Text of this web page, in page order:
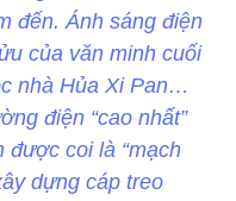
đến. Ánh sáng điện
của văn minh cuối
nhà Hủa Xi Pan…
điện “cao nhất”
được coi là “mạch
dựng cáp treo